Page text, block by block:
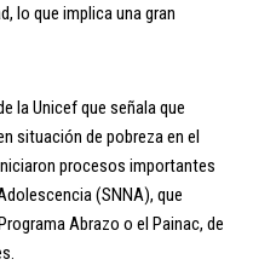
lo que implica una gran
la Unicef que señala que
situación de pobreza en el
procesos importantes
(SNNA), que
Abrazo o el Painac, de